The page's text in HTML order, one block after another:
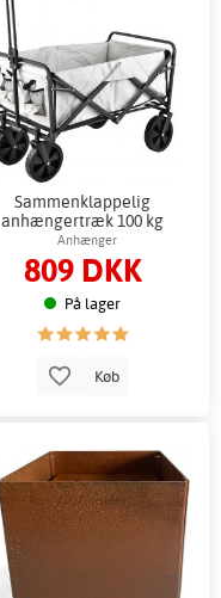
Sammenklappelig
anhængertræk 100 kg
Anhænger
809 DKK
På lager
Køb